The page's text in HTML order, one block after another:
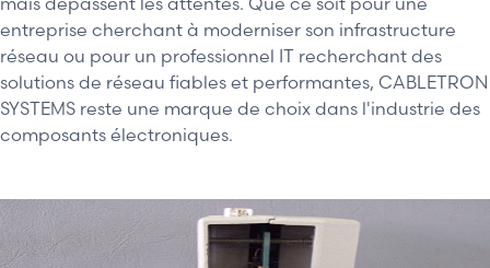
entreprise cherchant à moderniser son infrastructure
réseau ou pour un professionnel IT recherchant des
solutions de réseau fiables et performantes, CABLETRON
SYSTEMS reste une marque de choix dans l'industrie des
composants électroniques.